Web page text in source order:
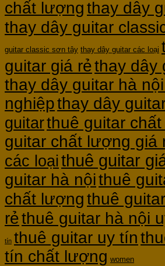
chất lượngthay dây
thay dây guitar
guitar classic sơn tây thay dây guitar các loại
guitar giá rẻthay dây
thay dây guitar hà
nghiệpthay dây
guitarthuê guitar
guitar chất lượng giá
các loạithuê guitar
guitar hà nộithuê
chất lượngthuê
rẻthuê guitar hà nội
tín thuê guitar uy tín
tín chất lượng women